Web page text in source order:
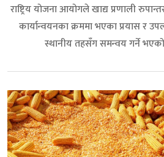
राष्ट्रिय योजना आयोगले खाद्य प्रणाली
कार्यान्वयनका क्रममा भएका प्रयास र
स्थानीय तहसँग समन्वय गर्ने